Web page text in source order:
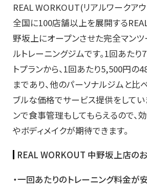
REAL WORKOUT(リアルワークア
全国に100店舗以上を展開する
野坂上にオープンさせた完全マン
ルトレーニングジムです。1回あた
トプランから、1回あたり5,500円の
まであり、他のパーソナルジムと比
ブルな価格でサービス提供をしてい
ンで食事管理もしてもらえるので、
やボディメイクが期待できます。
REAL WORKOUT 中野坂上店の
・一回あたりのトレーニング料金が